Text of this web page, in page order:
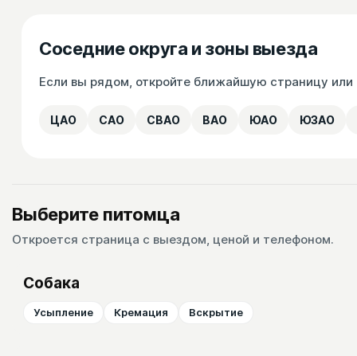
Соседние округа и зоны выезда
Если вы рядом, откройте ближайшую страницу или
ЦАО САО СВАО ВАО ЮАО ЮЗАО
Выберите питомца
Откроется страница с выездом, ценой и телефоном.
Собака
Усыпление Кремация Вскрытие